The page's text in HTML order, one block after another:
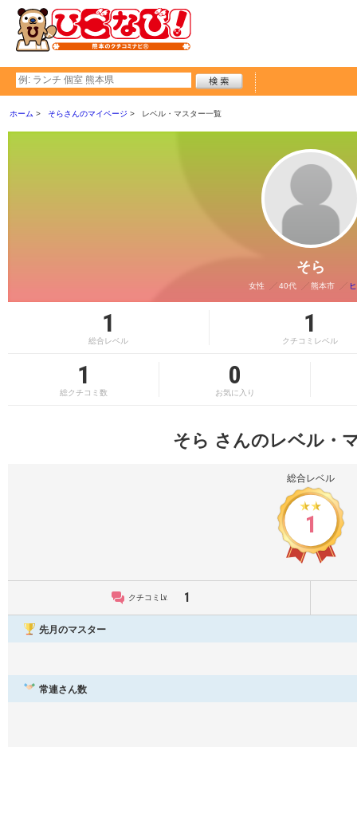
ホーム そらさんのマイページ レベル・マスター一覧
そら
女性 40代 熊本市
1
総合レベル
1
クチコミレベル
1
総クチコミ数
0
お気に入り
そら さんのレベル・
総合レベル
1
クチコミLv. 1
先月のマスター
常連さん数